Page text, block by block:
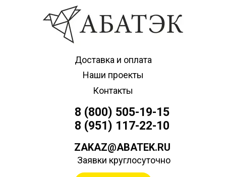
Доставка и оплата
Наши проекты
Контакты
8 (800) 505-19-15
8 (951) 117-22-10
ZAKAZ@ABATEK.RU
Заявки круглосуточно